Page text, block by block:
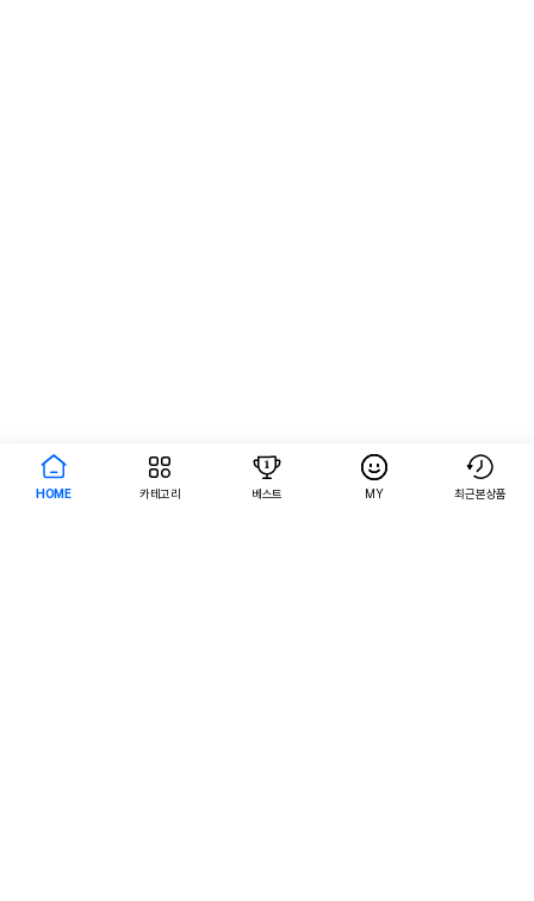
HOME 카테고리 베스트 MY 최근본상품